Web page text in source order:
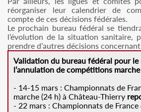
réorganiser leur calendrier de
compte de ces décisions fédérales.
Le prochain bureau fédéral se
l’évolution de la situation sanitaire,
prendre d’autres décisions
Validation du bureau fédéral pour
l’annulation de compétitions
- 14-15 mars : Championnats de
marche (24 h) à Château-Thierry
- 22 mars : Championnats de